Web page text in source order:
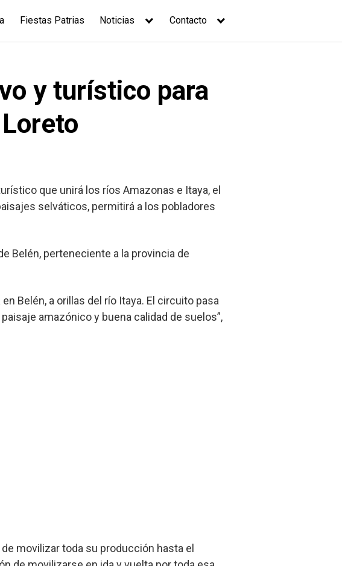
Fiestas Patrias Noticias Contacto
y turístico para
que unirá los ríos Amazonas e Itaya, el
selváticos, permitirá a los pobladores
Belén, perteneciente a la provincia de
Belén, a orillas del río Itaya. El circuito pasa
amazónico y buena calidad de suelos”,
movilizar toda su producción hasta el